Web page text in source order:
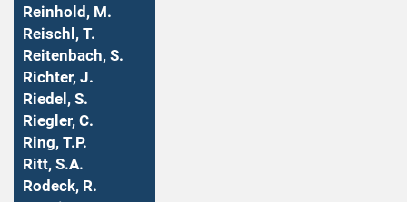
Reinhold, M.
Reischl, T.
Reitenbach, S.
Richter, J.
Riedel, S.
Riegler, C.
Ring, T.P.
Ritt, S.A.
Rodeck, R.